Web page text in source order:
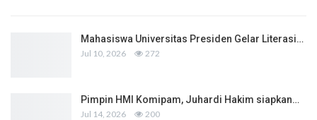
Mahasiswa Universitas Presiden Gelar Literasi…
Jul 10, 2026 272
Pimpin HMI Komipam, Juhardi Hakim siapkan…
Jul 14, 2026 200